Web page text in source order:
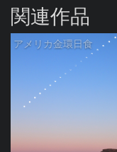
関連作品
アメリカ金環日食